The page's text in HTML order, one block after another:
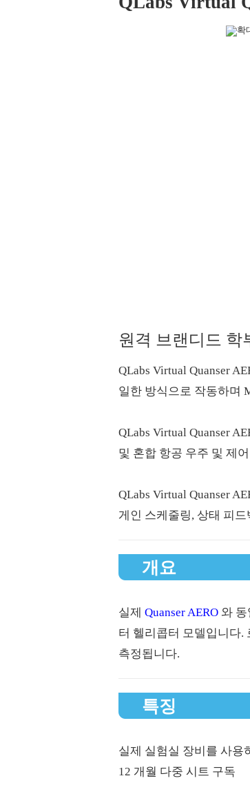
원격 브랜디드 학
QLabs Virtual Quanser
일한 방식으로 작동하며
QLabs Virtual Quanser
및 혼합 항공 우주 및 제
QLabs Virtual Quanser
게인 스케줄링, 상태 피
개요
실제 Quanser AERO 와
터 헬리콥터 모델입니다.
측정됩니다.
특징
실제 실험실 장비를 사용
12 개월 다중 시트 구독